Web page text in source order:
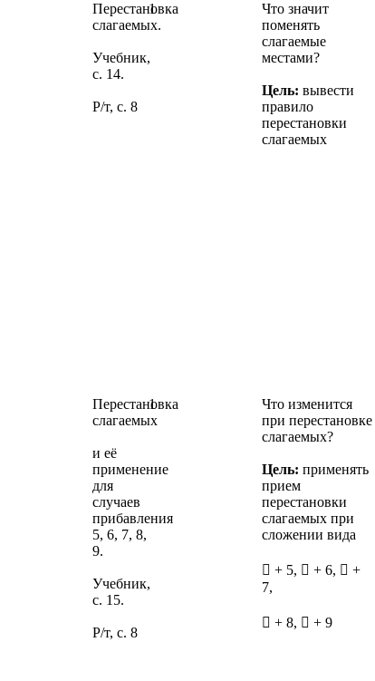
Перестановка
слагаемых.
Учебник,
с. 14.
Р/т, с. 8
1
Что значит
поменять
слагаемые
местами?
Цель: вывести
правило
перестановки
слагаемых
Перестановка
слагаемых
и её
применение
для
случаев
прибавления
5, 6, 7, 8,
9.
Учебник,
с. 15.
Р/т, с. 8
1
Что изменится
при перестановке
слагаемых?
Цель: применять
прием
перестановки
слагаемых при
сложении вида
 + 5,  + 6,  +
7,
 + 8,  + 9